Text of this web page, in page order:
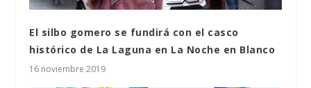
El silbo gomero se fundirá con el casco
histórico de La Laguna en La Noche en Blanco
16 noviembre 2019